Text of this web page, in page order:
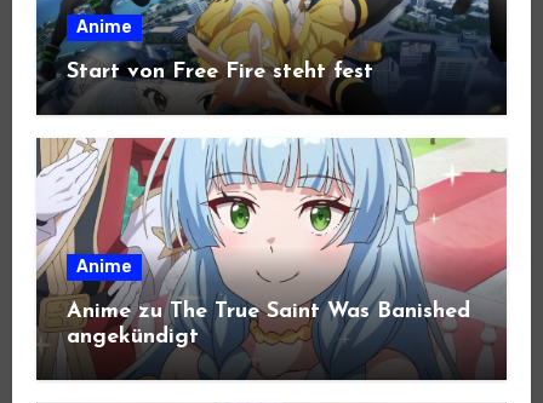
Anime
Start von Free Fire steht fest
Anime
Anime zu The True Saint Was Banished
angekündigt